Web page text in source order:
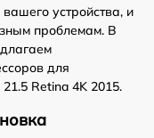
устройства, и
проблемам. В
для
Retina 4K 2015.